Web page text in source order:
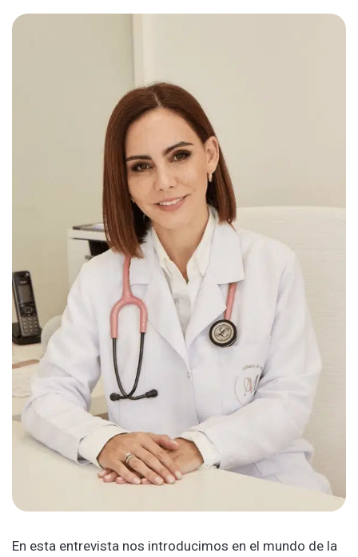
En esta entrevista nos introducimos en el mundo de la